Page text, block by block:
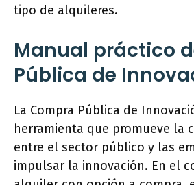
tipo de alquileres.
Manual práctico
Pública de
La Compra Pública de
herramienta que promueve la
entre el sector público y las
impulsar la innovación. En el